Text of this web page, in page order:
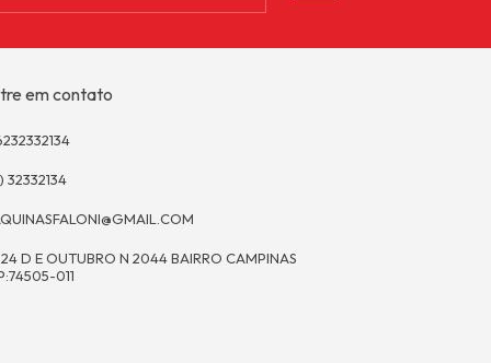
em contato
32332134
D E OUTUBRO N 2044 BAIRRO CAMPINAS
011